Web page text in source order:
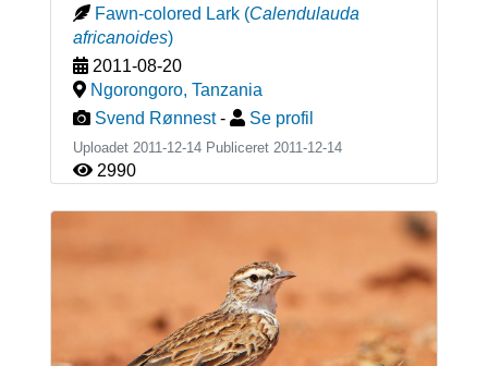
Fawn-colored Lark (Calendulauda
africanoides)
2011-08-20
Ngorongoro, Tanzania
Svend Rønnest - Se profil
Uploadet 2011-12-14 Publiceret 2011-12-14
2990